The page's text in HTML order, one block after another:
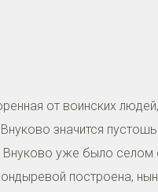
от воинских
значится
Внуково уже было селом
построена,